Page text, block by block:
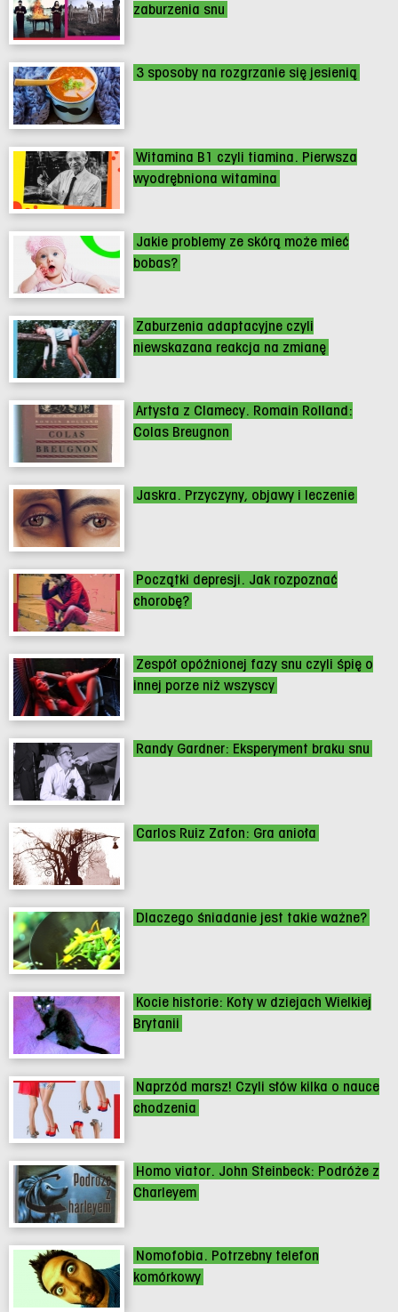
zaburzenia snu
3 sposoby na rozgrzanie się jesienią
Witamina B1 czyli tiamina. Pierwsza
wyodrębniona witamina
Jakie problemy ze skórą może mieć
bobas?
Zaburzenia adaptacyjne czyli
niewskazana reakcja na zmianę
Artysta z Clamecy. Romain Rolland:
Colas Breugnon
Jaskra. Przyczyny, objawy i leczenie
Początki depresji. Jak rozpoznać
chorobę?
Zespół opóźnionej fazy snu czyli śpię o
innej porze niż wszyscy
Randy Gardner: Eksperyment braku snu
Carlos Ruiz Zafon: Gra anioła
Dlaczego śniadanie jest takie ważne?
Kocie historie: Koty w dziejach Wielkiej
Brytanii
Naprzód marsz! Czyli słów kilka o nauce
chodzenia
Homo viator. John Steinbeck: Podróże z
Charleyem
Nomofobia. Potrzebny telefon
komórkowy